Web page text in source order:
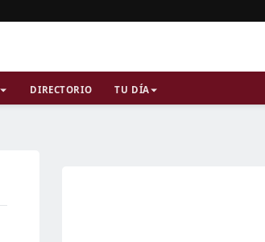
DIRECTORIO TU DÍA